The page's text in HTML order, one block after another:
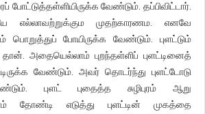
வேண்டும். தப்பிவிட்டார்.
எல்லாவற்றுக்கும முதற்காரணம. எனவே
பொறுத்துப் போயிருக்க வேண்டும். புளட்டும்
அதையெல்லாம் புறந்தள்ளிப் புளட்டினைத்
வேண்டும். அவர் தொடர்ந்து புளட்டோடு
புளட் புதைத்த சுழிபுரம் ஆறு
தோண்டி எடுத்து புளட்டின் முகத்தை